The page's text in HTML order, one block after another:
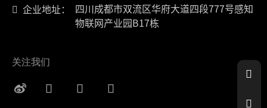
企业地址：
四川成都市双流区华府大道四段777号感知
物联网产业园B17栋
关注我们